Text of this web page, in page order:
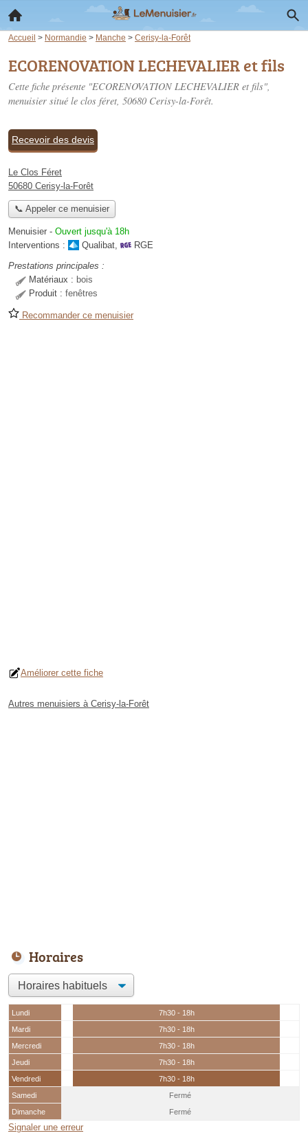
Accueil > Normandie > Manche > Cerisy-la-Forêt
ECORENOVATION LECHEVALIER et fils
Cette fiche présente "ECORENOVATION LECHEVALIER et fils",
menuisier situé le clos féret, 50680 Cerisy-la-Forêt.
Recevoir des devis
Le Clos Féret
50680 Cerisy-la-Forêt
📞 Appeler ce menuisier
Menuisier - Ouvert jusqu'à 18h
Interventions :
Qualibat,
RGE
Prestations principales :
Matériaux : bois
Produit : fenêtres
Recommander ce menuisier
Améliorer cette fiche
Autres menuisiers à Cerisy-la-Forêt
Horaires
Lundi
7h30 - 18h
Mardi
7h30 - 18h
Mercredi
7h30 - 18h
Jeudi
7h30 - 18h
Vendredi
7h30 - 18h
Samedi
Fermé
Dimanche
Fermé
Signaler une erreur